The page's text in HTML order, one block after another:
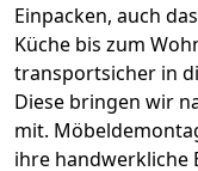
Einpacken, auch
Küche bis zum
transportsicher in
Diese bringen wir
mit.
ihre handwerkliche